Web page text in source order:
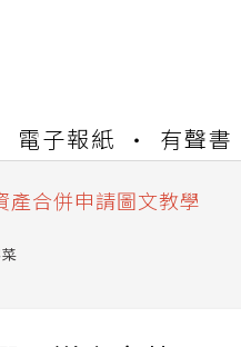
電子報紙 有聲書
開通申請
產合併申請圖文教學
通申請